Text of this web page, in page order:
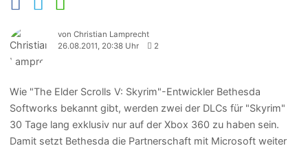
von Christian Lamprecht
26.08.2011, 20:38 Uhr
2
Wie "The Elder Scrolls V: Skyrim"-Entwickler Bethesda
Softworks bekannt gibt, werden zwei der DLCs für "Skyrim"
30 Tage lang exklusiv nur auf der Xbox 360 zu haben sein.
Damit setzt Bethesda die Partnerschaft mit Microsoft weiter